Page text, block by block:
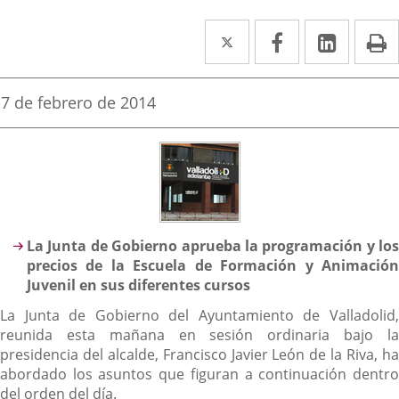
Twitter
Enlace
a
aplicación
externa.
Facebook
Enlace
a
aplicación
Enlace
a
Fecha
la
7 de febrero de 2014
Descripción
La Junta de Gobierno aprueba la programación y los
precios de la Escuela de Formación y Animación
Juvenil en sus diferentes cursos
La Junta de Gobierno del Ayuntamiento de Valladolid,
reunida esta mañana en sesión ordinaria bajo la
presidencia del alcalde, Francisco Javier León de la Riva, ha
abordado los asuntos que figuran a continuación dentro
del orden del día.